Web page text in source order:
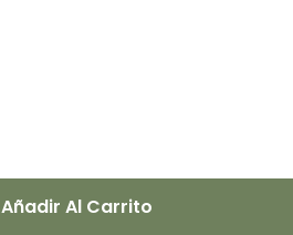
Añadir Al Carrito